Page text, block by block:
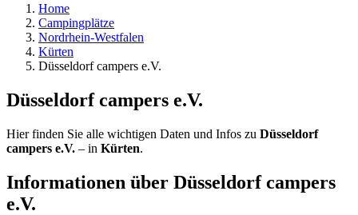
Home
Campingplätze
Nordrhein-Westfalen
Kürten
Düsseldorf campers e.V.
Düsseldorf campers e.V.
Hier finden Sie alle wichtigen Daten und Infos zu Düsseldorf
campers e.V. – in Kürten.
Informationen über Düsseldorf campers
e.V.